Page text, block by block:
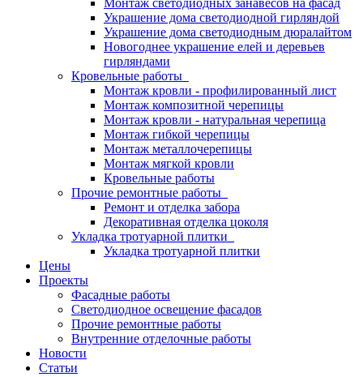
Монтаж светодиодных занавесов на фасад
Украшение дома светодиодной гирляндой
Украшение дома светодиодным дюралайтом
Новогоднее украшение елей и деревьев
гирляндами
Кровельные работы
Монтаж кровли - профилированный лист
Монтаж композитной черепицы
Монтаж кровли - натуральная черепица
Монтаж гибкой черепицы
Монтаж металлочерепицы
Монтаж мягкой кровли
Кровельные работы
Прочие ремонтные работы
Ремонт и отделка забора
Декоративная отделка цоколя
Укладка тротуарной плитки
Укладка тротуарной плитки
Цены
Проекты
Фасадные работы
Светодиодное освещение фасадов
Прочие ремонтные работы
Внутренние отделочные работы
Новости
Статьи